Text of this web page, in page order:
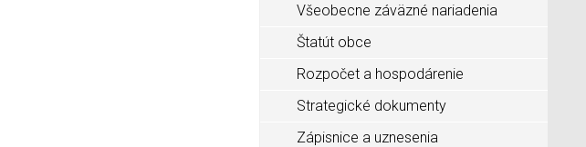
Všeobecne záväzné nariadenia
Štatút obce
Rozpočet a hospodárenie
Strategické dokumenty
Zápisnice a uznesenia